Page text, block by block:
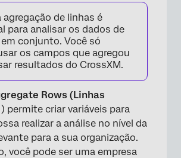
agregação de linhas é
para analisar os dados de
em conjunto. Você só
os campos que agregou
resultados do CrossXM.
Rows (Linhas
) permite criar variáveis para
realizar a análise no nível da
para a sua organização.
você pode ser uma empresa